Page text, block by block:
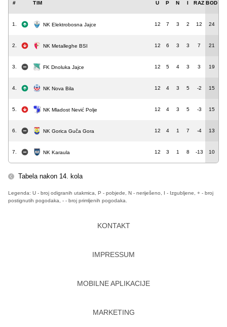
# TIM U P N I RAZ BOD
1. NK Elektrobosna Jajce 12 7 3 2 12 24
2. NK Metalleghe BSI 12 6 3 3 7 21
3. FK Dnoluka Jajce 12 5 4 3 3 19
4. NK Nova Bila 12 4 3 5 -2 15
5. NK Mladost Nević Polje 12 4 3 5 -3 15
6. NK Gorica Guča Gora 12 4 1 7 -4 13
7. NK Karaula 12 3 1 8 -13 10
Tabela nakon 14. kola
Legenda: U - broj odigranih utakmica, P - pobjede, N - neriješeno, I - Izgubljene, + - broj
postignutih pogodaka, - - broj primljenih pogodaka.
KONTAKT
IMPRESSUM
MOBILNE APLIKACIJE
MARKETING